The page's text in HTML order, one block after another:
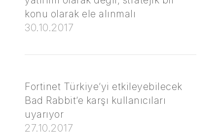
konu olarak ele alınmalı
30.10.2017
Fortinet Türkiye’yi etkileyebilecek
Bad Rabbit’e karşı kullanıcıları
uyarıyor
27.10.2017